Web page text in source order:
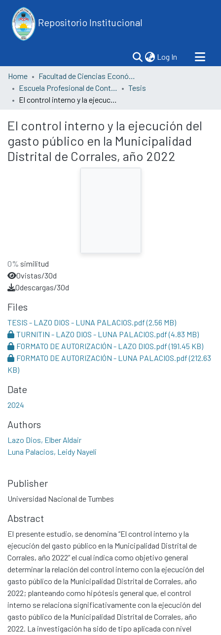
Repositorio Institucional
Log In (current)
Home
Facultad de Ciencias Económicas
Escuela Profesional de Contabilidad
Tesis
El control interno y la ejecución del gasto público en la Municipalidad Distrital de Corrales, año 2022
El control interno y la ejecución del
gasto público en la Municipalidad
Distrital de Corrales, año 2022
0% similitud
0vistas/30d
0descargas/30d
Files
TESIS - LAZO DIOS - LUNA PALACIOS.pdf(2.56 MB)
TURNITIN - LAZO DIOS - LUNA PALACIOS.pdf(4.83 MB)
FORMATO DE AUTORIZACIÓN - LAZO DIOS.pdf(191.45 KB)
FORMATO DE AUTORIZACIÓN - LUNA PALACIOS.pdf(212.63
KB)
Date
2024
Authors
Lazo Dios, Elber Aldair
Luna Palacios, Leidy Nayeli
Publisher
Universidad Nacional de Tumbes
Abstract
El presente estudio, se denomina “El control interno y la
ejecución del gasto público en la Municipalidad Distrital de
Corrales, año 2022” el cual indica como objetivo general
determinar la relación del control interno con la ejecución del
gasto público de la Municipalidad Distrital de Corrales, año
2022; planteando como hipótesis general que, el control
interno se relaciona significativamente con la ejecución del
gasto público de la Municipalidad Distrital de Corrales, año
2022. La investigación ha sido de tipo aplicada con nivel